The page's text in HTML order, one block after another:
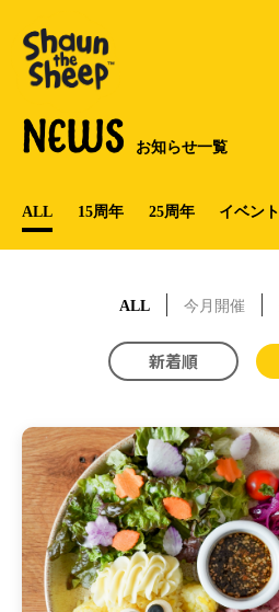
NEWS お知らせ一覧
ALL 15周年 25周年 イベント
ALL 今月開催
新着順